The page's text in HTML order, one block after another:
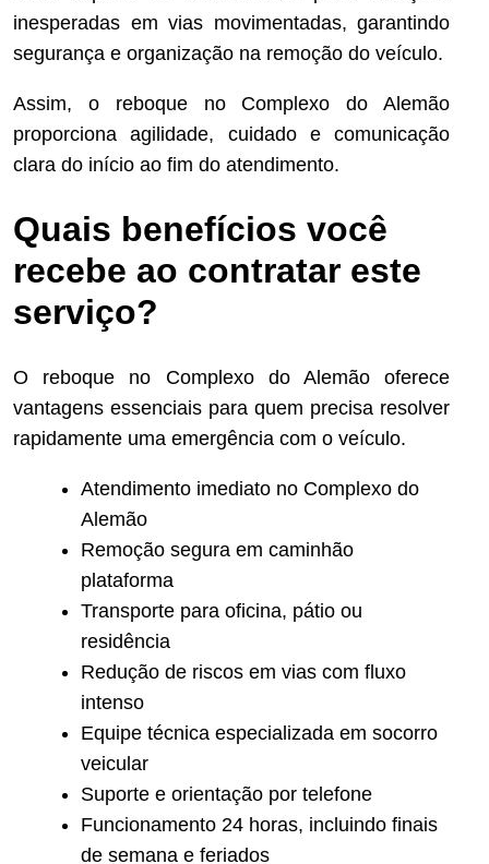
inesperadas em vias movimentadas, garantindo
segurança e organização na remoção do veículo.
Assim, o reboque no Complexo do Alemão
proporciona agilidade, cuidado e comunicação
clara do início ao fim do atendimento.
Quais benefícios você
recebe ao contratar este
serviço?
O reboque no Complexo do Alemão oferece
vantagens essenciais para quem precisa resolver
rapidamente uma emergência com o veículo.
Atendimento imediato no Complexo do
Alemão
Remoção segura em caminhão
plataforma
Transporte para oficina, pátio ou
residência
Redução de riscos em vias com fluxo
intenso
Equipe técnica especializada em socorro
veicular
Suporte e orientação por telefone
Funcionamento 24 horas, incluindo finais
de semana e feriados